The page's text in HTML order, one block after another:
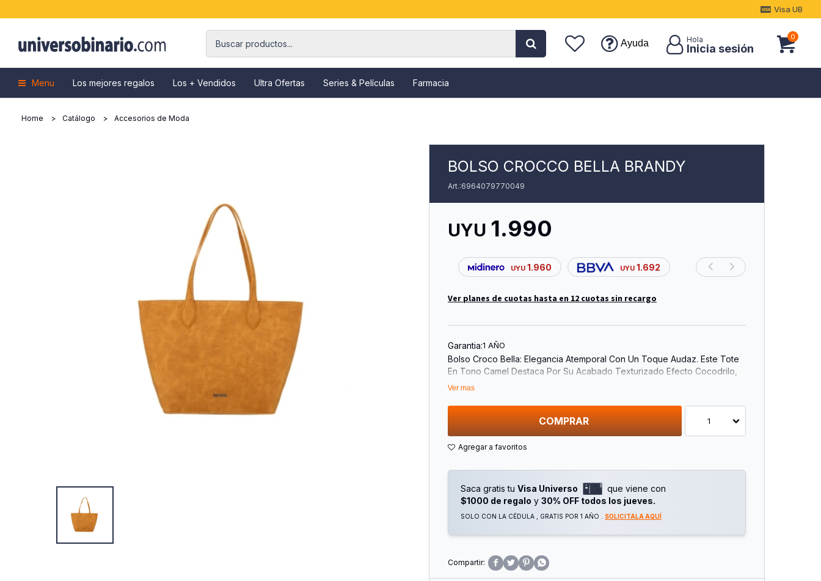
Menu Los mejores regalos Los + Vendidos Ultra Ofertas Series & Películas Farmacia
Ayuda
0
Visa UB
Home Catálogo Accesorios de Moda
BOLSO CROCCO BELLA BRANDY
6964079770049
UYU 1.990
UYU 1.960 UYU 1.692
Ver planes de cuotas hasta en 12 cuotas sin recargo
Garantia:1 AÑO
Bolso Croco Bella: Elegancia Atemporal Con Un Toque Audaz. Este Tote
En Tono Camel Destaca Por Su Acabado Texturizado Efecto Cocodrilo,
Que Aporta Sofisticación Y Personalidad A Cualquier Outfit. Su Diseño
Tanto En La Rutina Diaria Como En Ocasiones Especiales.
Cuenta Con Amplias Asas Para Llevarlo Cómodamente Al Hombro Y Un
Practicidad. El Bolso Croco Bella Es La Elección Perfecta Para Quienes
Ver mas
COMPRAR 1
Saca gratis tu Visa Universo
que viene con
$1000 de regalo y 30% OFF todos los jueves.
SOLO CON LA CÉDULA , GRATIS POR 1 AÑO . SOLICITALA AQUÍ
   